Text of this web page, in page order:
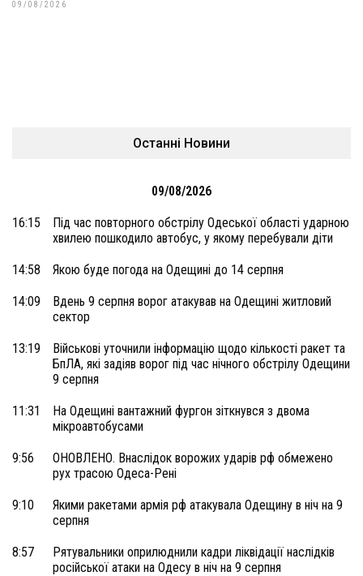
09/08/2026
Останні Новини
09/08/2026
16:15
Під час повторного обстрілу Одеської області ударною
хвилею пошкодило автобус, у якому перебували діти
14:58 Якою буде погода на Одещині до 14 серпня
14:09
Вдень 9 серпня ворог атакував на Одещині житловий
сектор
13:19
Військові уточнили інформацію щодо кількості ракет та
БпЛА, які задіяв ворог під час нічного обстрілу Одещини
9 серпня
11:31
На Одещині вантажний фургон зіткнувся з двома
мікроавтобусами
9:56
ОНОВЛЕНО. Внаслідок ворожих ударів рф обмежено
рух трасою Одеса-Рені
9:10
Якими ракетами армія рф атакувала Одещину в ніч на 9
серпня
8:57
Рятувальники оприлюднили кадри ліквідації наслідків
російської атаки на Одесу в ніч на 9 серпня